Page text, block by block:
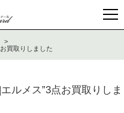
買取りしました
ルメス”3点お買取りしま